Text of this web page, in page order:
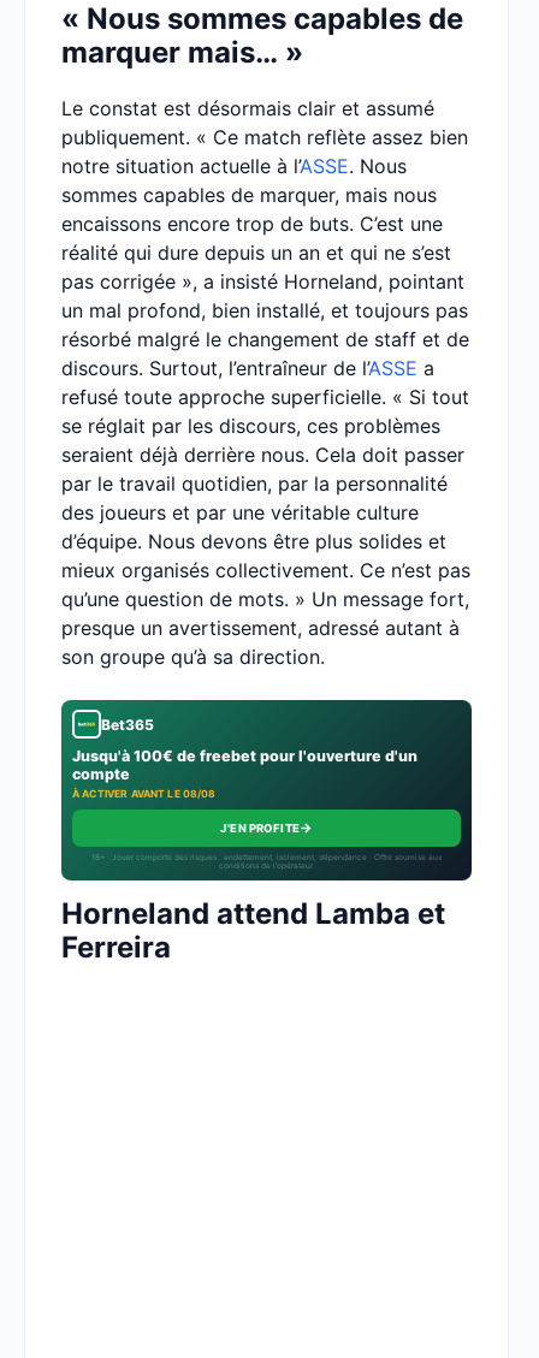
« Nous sommes capables de
marquer mais… »
Le constat est désormais clair et assumé
publiquement. « Ce match reflète assez bien
notre situation actuelle à l’ASSE. Nous
sommes capables de marquer, mais nous
encaissons encore trop de buts. C’est une
réalité qui dure depuis un an et qui ne s’est
pas corrigée », a insisté Horneland, pointant
un mal profond, bien installé, et toujours pas
résorbé malgré le changement de staff et de
discours. Surtout, l’entraîneur de l’ASSE a
refusé toute approche superficielle. « Si tout
se réglait par les discours, ces problèmes
seraient déjà derrière nous. Cela doit passer
par le travail quotidien, par la personnalité
des joueurs et par une véritable culture
d’équipe. Nous devons être plus solides et
mieux organisés collectivement. Ce n’est pas
qu’une question de mots. » Un message fort,
presque un avertissement, adressé autant à
son groupe qu’à sa direction.
Bet365
Jusqu'à 100€ de freebet pour l'ouverture d'un
compte
À ACTIVER AVANT LE 08/08
J'EN PROFITE→
18+ · Jouer comporte des risques : endettement, isolement, dépendance · Offre soumise aux
conditions de l’opérateur.
Horneland attend Lamba et
Ferreira